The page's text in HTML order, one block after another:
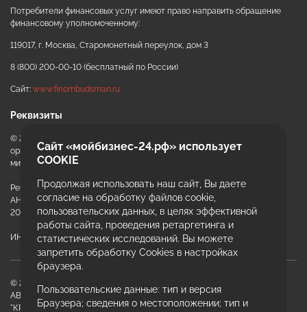
Потребители финансовых услуг имеют право направить обращение
финансовому уполномоченному:
119017, г. Москва, Старомонетный переулок, дом 3
8 (800) 200-00-10 (бесплатный по России)
Сайт: www.finombudsman.ru
Реквизиты
© 2020 - 2026 АНО «ККЦРБ МКК» автономная некоммерческая
организация «Красноярский краевой центр развития бизнеса и
микрокредитная компания»
Регистрационный номер записи
АНО «ККЦРБ МКК» в гос. реестре МФО:
2004104009648 от 17.12.2020
ИНН 2464154029 ОГРН 1202400026597
© 2020 - 2026 АНО "ККЦРБ МКК"
АВТОНОМНАЯ НЕКОММЕРЧЕСКАЯ ОРГАНИЗАЦИЯ
"КРАСНОЯРСКИЙ КРАЕВОЙ ЦЕНТР РАЗВИТИЯ БИЗНЕСА И
Сайт «мойбизнес-24.рф» использует
COOKIE
Продолжая использовать наш сайт, Вы даете
согласие на обработку файлов cookie,
пользовательских данных, в целях эффективной
работы сайта, проведения ретаргетинга и
статистических исследований. Вы можете
запретить обработку Cookies в настройках
браузера.
Пользовательские данные: тип и версия
Браузера; сведения о местоположении; тип и
ИИ-консультант
Маркетплейсы и регуляторика
+7
Email или телефон — на выбор
Я согласен с
Начать чат